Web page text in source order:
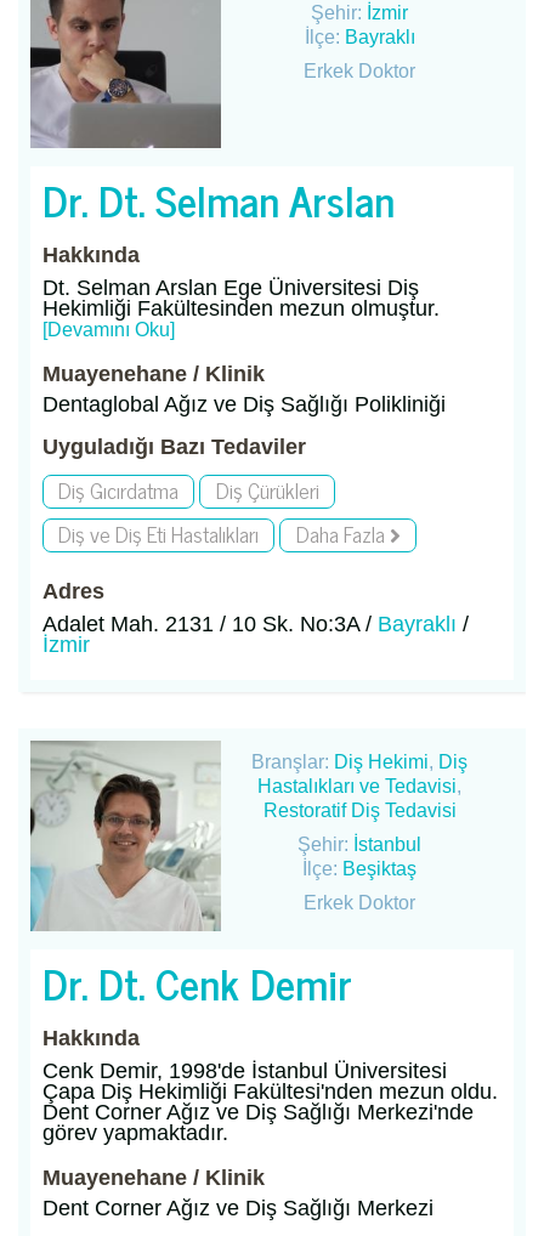
Şehir: İzmir
İlçe: Bayraklı
Erkek Doktor
Dr. Dt. Selman Arslan
Hakkında
Dt. Selman Arslan Ege Üniversitesi Diş
Hekimliği Fakültesinden mezun olmuştur.
[Devamını Oku]
Muayenehane / Klinik
Dentaglobal Ağız ve Diş Sağlığı Polikliniği
Uyguladığı Bazı Tedaviler
Diş Gıcırdatma
Diş Çürükleri
Diş ve Diş Eti Hastalıkları
Daha Fazla
Adres
Adalet Mah. 2131 / 10 Sk. No:3A / Bayraklı /
İzmir
Branşlar: Diş Hekimi, Diş
Hastalıkları ve Tedavisi,
Restoratif Diş Tedavisi
Şehir: İstanbul
İlçe: Beşiktaş
Erkek Doktor
Dr. Dt. Cenk Demir
Hakkında
Cenk Demir, 1998'de İstanbul Üniversitesi
Çapa Diş Hekimliği Fakültesi'nden mezun oldu.
Dent Corner Ağız ve Diş Sağlığı Merkezi'nde
görev yapmaktadır.
Muayenehane / Klinik
Dent Corner Ağız ve Diş Sağlığı Merkezi